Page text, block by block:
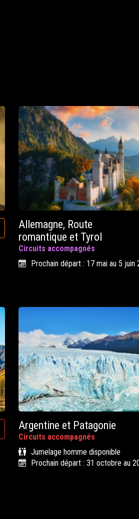
Allemagne, Route
romantique et Tyrol
Circuits accompagnés
Prochain départ : 17 mai au 5 juin
Argentine et Patagonie
Circuits accompagnés
Jumelage homme disponible
Prochain départ : 31 octobre au